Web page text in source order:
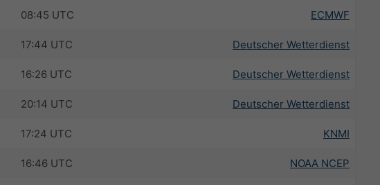
08:45 UTC ECMWF
17:44 UTC Deutscher Wetterdienst
16:26 UTC Deutscher Wetterdienst
20:14 UTC Deutscher Wetterdienst
17:24 UTC KNMI
16:46 UTC NOAA NCEP